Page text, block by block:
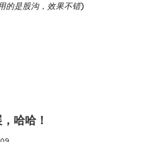
的是股沟，效果不错)
哈哈！